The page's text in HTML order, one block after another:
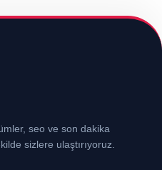
seo ve son dakika
sizlere ulaştırıyoruz.